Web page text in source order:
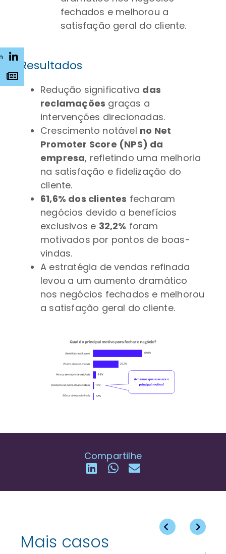
fechados e melhorou a
satisfação geral do cliente.
Resultados
Redução significativa das
reclamações graças a
intervenções direcionadas.
Crescimento notável no Net
Promoter Score (NPS) da
empresa, refletindo uma melhoria
na satisfação e fidelização do
cliente.
61,6% dos clientes fecharam
negócios devido a benefícios
exclusivos e 32,2% foram
motivados por pontos de boas-
vindas.
A estratégia de vendas refinada
levou a um aumento dramático
nos negócios fechados e melhorou
a satisfação geral do cliente.
Compartilhe
Mais casos